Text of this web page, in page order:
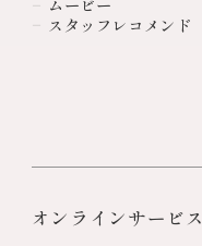
スタッフレコメンド
オンラインサービス